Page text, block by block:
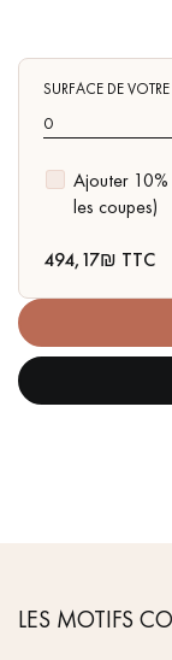
Un
- Disponible
SURFACE DE VOTRE
Ajouter 10%
les coupes)
494,17₪ TTC
LES MOTIFS